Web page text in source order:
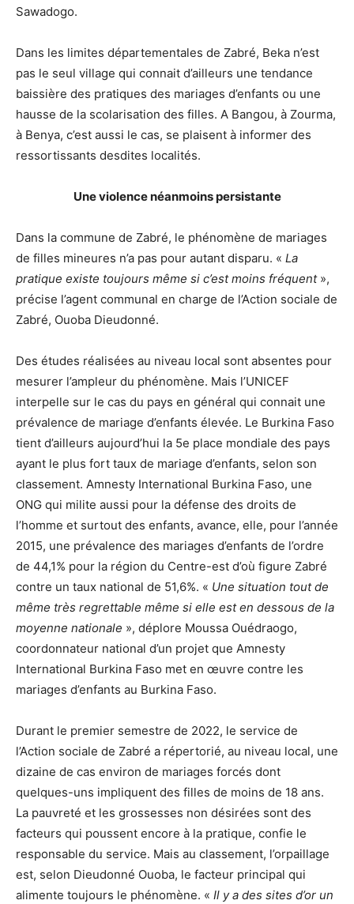
Sawadogo.
Dans les limites départementales de Zabré, Beka n’est
pas le seul village qui connait d’ailleurs une tendance
baissière des pratiques des mariages d’enfants ou une
hausse de la scolarisation des filles. A Bangou, à Zourma,
à Benya, c’est aussi le cas, se plaisent à informer des
ressortissants desdites localités.
Une violence néanmoins persistante
Dans la commune de Zabré, le phénomène de mariages
de filles mineures n’a pas pour autant disparu. « La
pratique existe toujours même si c’est moins fréquent »,
précise l’agent communal en charge de l’Action sociale de
Zabré, Ouoba Dieudonné.
Des études réalisées au niveau local sont absentes pour
mesurer l’ampleur du phénomène. Mais l’UNICEF
interpelle sur le cas du pays en général qui connait une
prévalence de mariage d’enfants élevée. Le Burkina Faso
tient d’ailleurs aujourd’hui la 5e place mondiale des pays
ayant le plus fort taux de mariage d’enfants, selon son
classement. Amnesty International Burkina Faso, une
ONG qui milite aussi pour la défense des droits de
l’homme et surtout des enfants, avance, elle, pour l’année
2015, une prévalence des mariages d’enfants de l’ordre
de 44,1% pour la région du Centre-est d’où figure Zabré
contre un taux national de 51,6%. « Une situation tout de
même très regrettable même si elle est en dessous de la
moyenne nationale », déplore Moussa Ouédraogo,
coordonnateur national d’un projet que Amnesty
International Burkina Faso met en œuvre contre les
mariages d’enfants au Burkina Faso.
Durant le premier semestre de 2022, le service de
l’Action sociale de Zabré a répertorié, au niveau local, une
dizaine de cas environ de mariages forcés dont
quelques-uns impliquent des filles de moins de 18 ans.
La pauvreté et les grossesses non désirées sont des
facteurs qui poussent encore à la pratique, confie le
responsable du service. Mais au classement, l’orpaillage
est, selon Dieudonné Ouoba, le facteur principal qui
alimente toujours le phénomène. « Il y a des sites d’or un